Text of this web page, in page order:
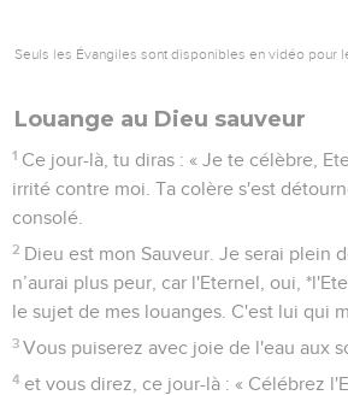
Seuls les Évangiles sont disponibles en vidéo pour
Louange au Dieu sauveur
1 Ce jour-là, tu diras : « Je te célèbre,
irrité contre moi. Ta colère s'est
consolé.
2 Dieu est mon Sauveur. Je serai plein
n’aurai plus peur, car l'Eternel, oui,
le sujet de mes louanges. C'est lui qui
3 Vous puiserez avec joie de l'eau aux
4 et vous direz, ce jour-là : « Célébrez